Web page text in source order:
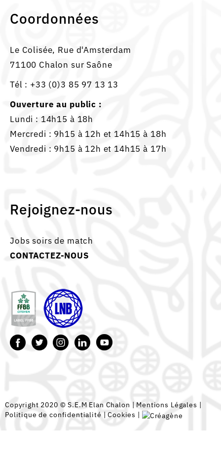
Coordonnées
Le Colisée, Rue d'Amsterdam
71100 Chalon sur Saône
Tél : +33 (0)3 85 97 13 13
Ouverture au public :
Lundi : 14h15 à 18h
Mercredi : 9h15 à 12h et 14h15 à 18h
Vendredi : 9h15 à 12h et 14h15 à 17h
Rejoignez-nous
Jobs soirs de match
CONTACTEZ-NOUS
Copyright 2020 © S.E.M Elan Chalon | Mentions Légales |
Politique de confidentialité |Cookies |